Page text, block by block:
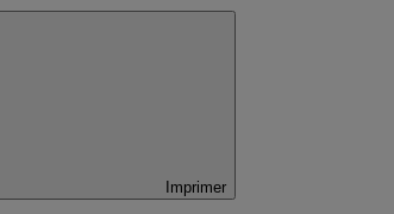
Imprimer